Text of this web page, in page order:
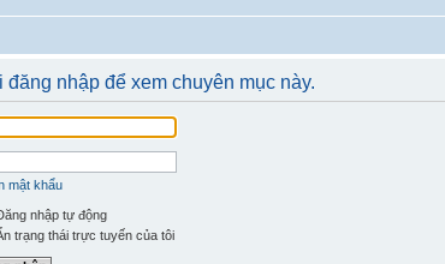
nhập để xem chuyên mục này.
mật khẩu
nhập tự động
trạng thái trực tuyến của tôi